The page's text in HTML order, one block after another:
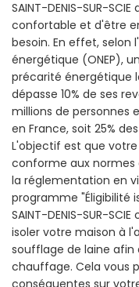
SAINT-DENIS-SUR-
confortable et d'être
besoin. En effet, selon
énergétique (ONEP),
précarité énergétique
dépasse 10% de ses
millions de personnes
en France, soit 25%
L'objectif est que
conforme aux normes
la réglementation en
programme "Éligibilité
SAINT-DENIS-SUR-
isoler votre maison à
soufflage de laine
chauffage. Cela vous